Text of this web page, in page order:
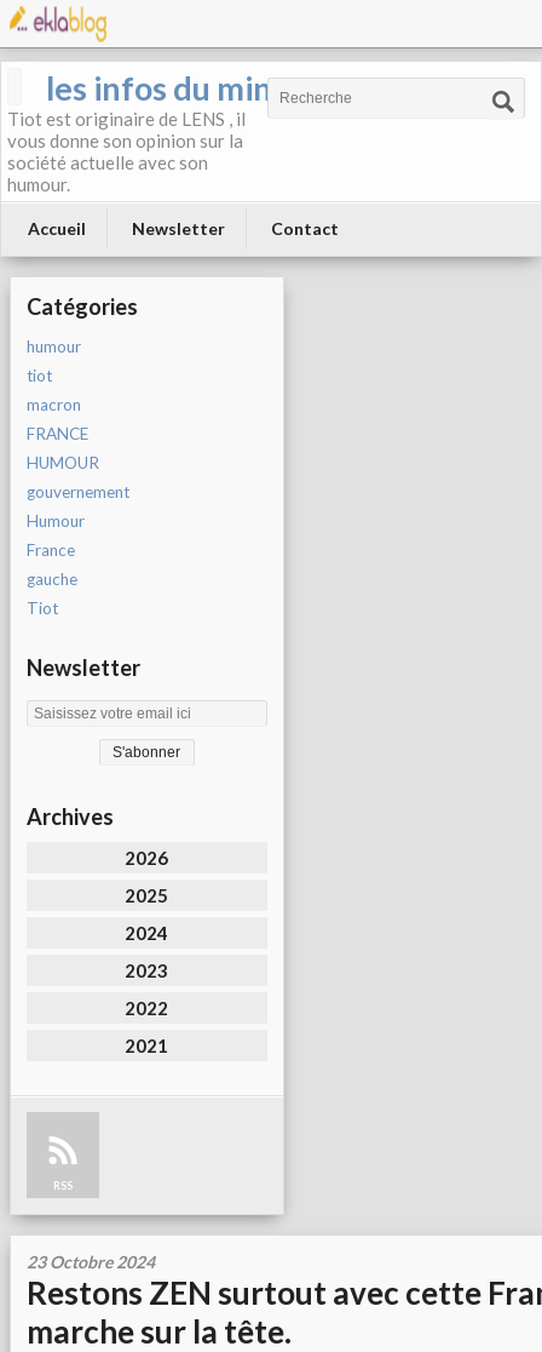
les infos du mineur
Tiot est originaire de LENS , il
vous donne son opinion sur la
société actuelle avec son
humour.
Accueil Newsletter Contact
Catégories
humour
tiot
macron
FRANCE
HUMOUR
gouvernement
Humour
France
gauche
Tiot
Newsletter
Archives
2026
2025
2024
2023
2022
2021
RSS
23 Octobre 2024
Restons ZEN surtout avec cette
marche sur la tête.